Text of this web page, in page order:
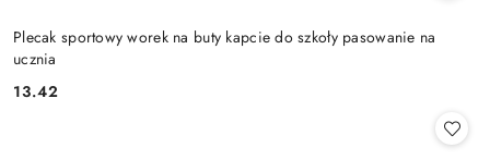
Plecak sportowy worek na buty kapcie do szkoły pasowanie na
ucznia
Cena:
13.42